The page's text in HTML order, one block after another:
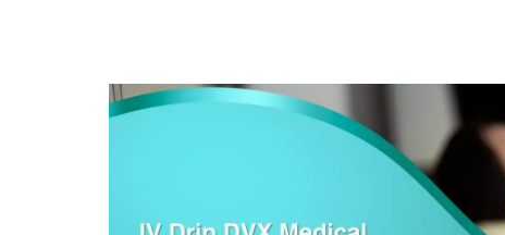
Eczema
Masalah Kulit Lain
Infeksi
Informasi Umum
Tips dan Trik
Cerita Pasien